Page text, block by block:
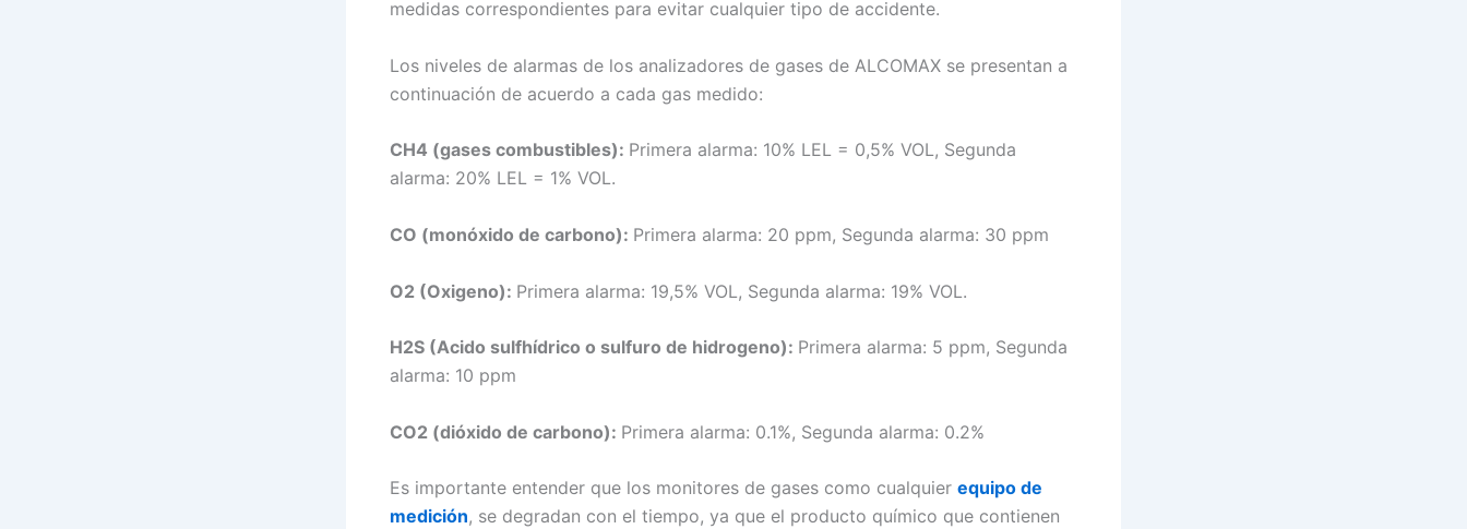
medidas correspondientes para evitar cualquier tipo de accidente.
Los niveles de alarmas de los analizadores de gases de ALCOMAX se presentan a
continuación de acuerdo a cada gas medido:
CH4 (gases combustibles): Primera alarma: 10% LEL = 0,5% VOL, Segunda
alarma: 20% LEL = 1% VOL.
CO (monóxido de carbono): Primera alarma: 20 ppm, Segunda alarma: 30 ppm
O2 (Oxigeno): Primera alarma: 19,5% VOL, Segunda alarma: 19% VOL.
H2S (Acido sulfhídrico o sulfuro de hidrogeno): Primera alarma: 5 ppm, Segunda
alarma: 10 ppm
CO2 (dióxido de carbono): Primera alarma: 0.1%, Segunda alarma: 0.2%
Es importante entender que los monitores de gases como cualquier equipo de
medición, se degradan con el tiempo, ya que el producto químico que contienen